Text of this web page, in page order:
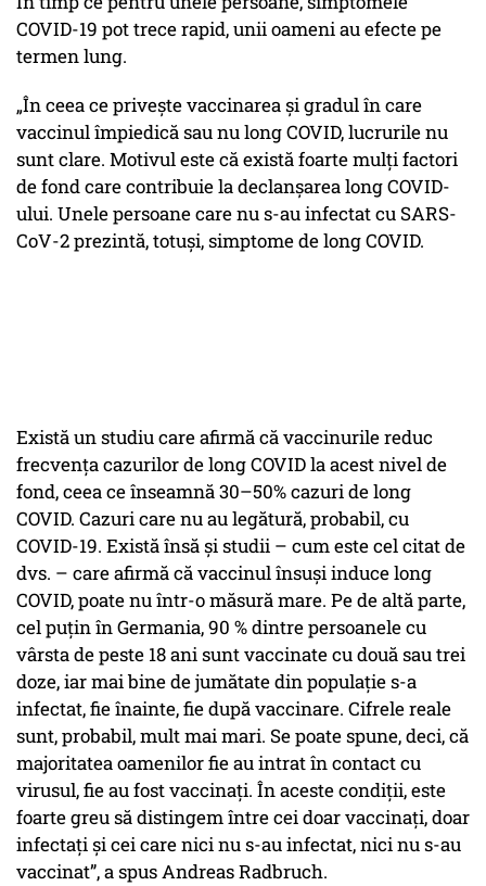
COVID-19 pot trece rapid, unii oameni au efecte pe
termen lung.
„În ceea ce privește vaccinarea și gradul în care
vaccinul împiedică sau nu long COVID, lucrurile nu
sunt clare. Motivul este că există foarte mulți factori
de fond care contribuie la declanșarea long COVID-
ului. Unele persoane care nu s-au infectat cu SARS-
CoV-2 prezintă, totuși, simptome de long COVID.
Există un studiu care afirmă că vaccinurile reduc
frecvența cazurilor de long COVID la acest nivel de
fond, ceea ce înseamnă 30–50% cazuri de long
COVID. Cazuri care nu au legătură, probabil, cu
COVID-19. Există însă și studii – cum este cel citat de
dvs. – care afirmă că vaccinul însuși induce long
COVID, poate nu într-o măsură mare. Pe de altă parte,
cel puțin în Germania, 90 % dintre persoanele cu
vârsta de peste 18 ani sunt vaccinate cu două sau trei
doze, iar mai bine de jumătate din populație s-a
infectat, fie înainte, fie după vaccinare. Cifrele reale
sunt, probabil, mult mai mari. Se poate spune, deci, că
majoritatea oamenilor fie au intrat în contact cu
virusul, fie au fost vaccinați. În aceste condiții, este
foarte greu să distingem între cei doar vaccinați, doar
infectați și cei care nici nu s-au infectat, nici nu s-au
vaccinat”, a spus Andreas Radbruch.